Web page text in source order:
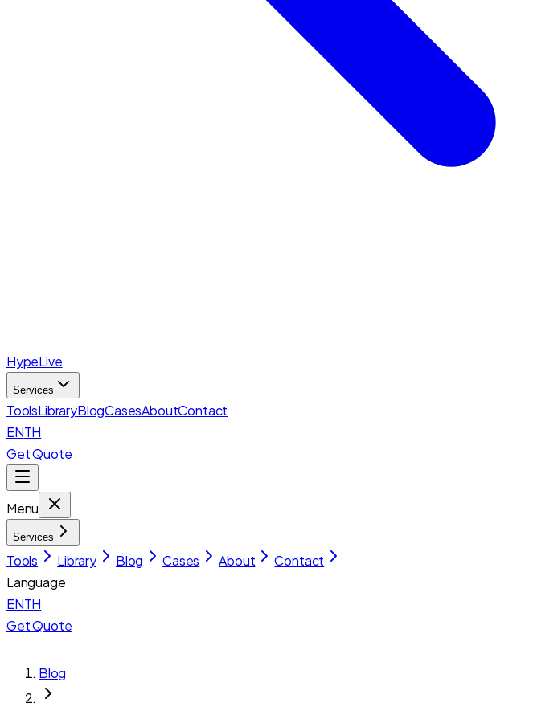
HypeLive
Services
ToolsLibraryBlogCasesAboutContact
ENTH
Get Quote
Menu
Services
Tools Library Blog Cases About
Contact
Language
ENTH
Get Quote
Blog